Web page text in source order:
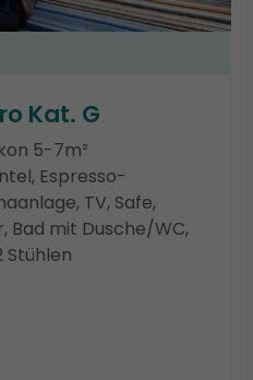
Kat. G
5-7m²
Espresso-
TV, Safe,
Bad mit Dusche/WC,
Stühlen